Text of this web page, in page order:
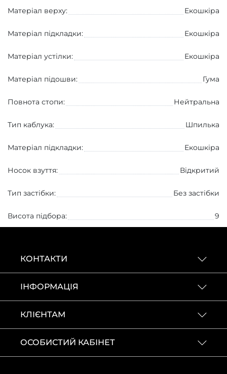
Матеріал верху: Екошкіра
Матеріал підкладки: Екошкіра
Матеріал устілки: Екошкіра
Матеріал підошви: Гума
Повнота стопи: Нейтральна
Тип каблука: Шпилька
Матеріал підкладки: Екошкіра
Носок взуття: Вiдкритий
Тип застібки: Без застібки
Висота підбора: 9
КОНТАКТИ
ІНФОРМАЦІЯ
КЛІЄНТАМ
ОСОБИСТИЙ КАБІНЕТ